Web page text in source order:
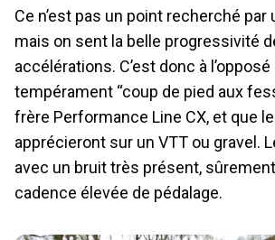
Ce n’est pas un point recherché par
mais on sent la belle progressivité
accélérations. C’est donc à l’opposé
tempérament “coup de pied aux
frère Performance Line CX, et que
apprécieront sur un VTT ou gravel.
avec un bruit très présent,
cadence élevée de pédalage.